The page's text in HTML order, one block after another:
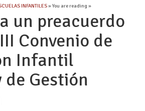
INFANTILES» You are reading »
un preacuerdo
Convenio de
Infantil
de Gestión